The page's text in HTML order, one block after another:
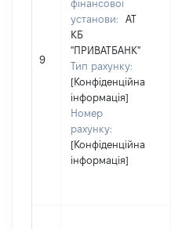
9
фінансової
установи:
АТ
КБ
"ПРИВАТБАНК"
Тип рахунку:
[Конфіденційна
інформація]
Номер
рахунку:
[Конфіденційна
інформація]